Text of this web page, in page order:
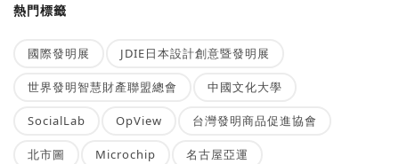
熱門標籤
國際發明展 JDIE日本設計創意暨發明展
世界發明智慧財產聯盟總會 中國文化大學
SocialLab OpView 台灣發明商品促進協會
北市圖 Microchip 名古屋亞運